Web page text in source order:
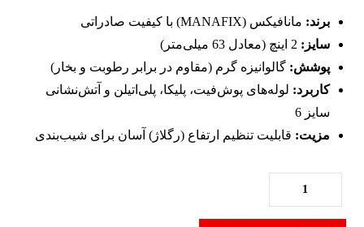
برند: مانافیکس (MANAFIX) با کیفیت صادراتی
سایز:
پوشش: گالوانیزه گرم (مقاوم در برابر رطوبت و بخار)
کاربرد: لوله‌های پوش‌فیت، پلیکا، پلی‌اتیلن و آتش‌نشانی
سایز 6
مزیت: قابلیت تنظیم ارتفاع (رگلاژ) آسان برای شیب‌بندی